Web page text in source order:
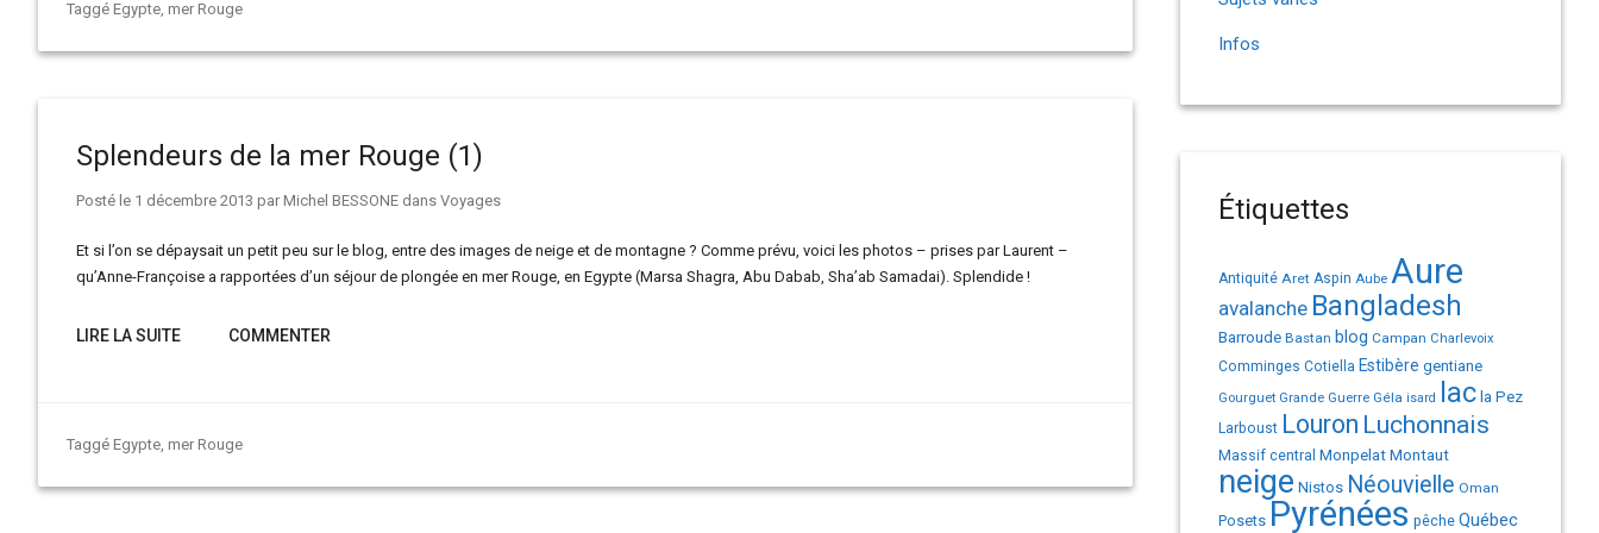
Taggé Egypte, mer Rouge
Splendeurs de la mer Rouge (1)
Posté le 1 décembre 2013 par Michel BESSONE dans Voyages
Et si l’on se dépaysait un petit peu sur le blog, entre des images de neige et de montagne ? Comme prévu, voici les photos – prises par Laurent –
qu’Anne-Françoise a rapportées d’un séjour de plongée en mer Rouge, en Egypte (Marsa Shagra, Abu Dabab, Sha’ab Samadai). Splendide !
LIRE LA SUITE COMMENTER
Taggé Egypte, mer Rouge
Infos
Étiquettes
Antiquité Aret Aspin Aube Aure
avalanche Bangladesh
Barroude Bastan blog Campan Charlevoix
Comminges Cotiella Estibère gentiane
Gourguet Grande Guerre Géla isard lac la Pez
Larboust Louron Luchonnais
Massif central MonpelatMontaut
neige Nistos Néouvielle Oman
Posets Pyrénées pêche Québec